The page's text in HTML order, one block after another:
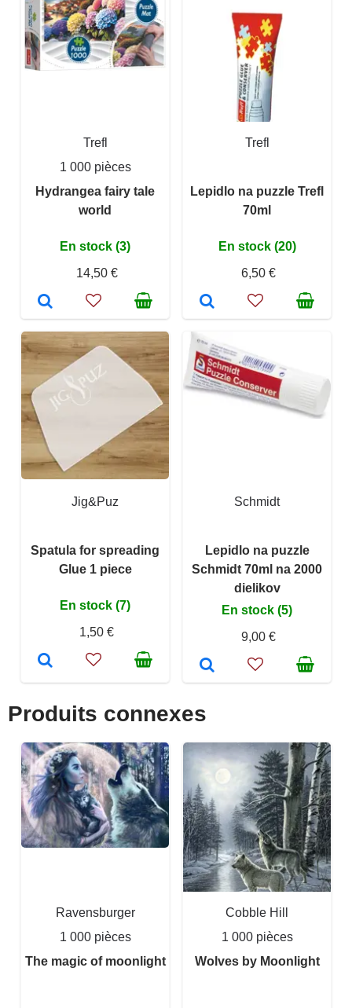
Trefl
1 000 pièces
Hydrangea fairy tale
world
En stock (3)
14,50 €
Trefl
Lepidlo na puzzle Trefl
70ml
En stock (20)
6,50 €
Jig&Puz
Spatula for spreading
Glue 1 piece
En stock (7)
1,50 €
Schmidt
Lepidlo na puzzle
Schmidt 70ml na 2000
dielikov
En stock (5)
9,00 €
Produits connexes
Ravensburger
1 000 pièces
The magic of moonlight
Cobble Hill
1 000 pièces
Wolves by Moonlight